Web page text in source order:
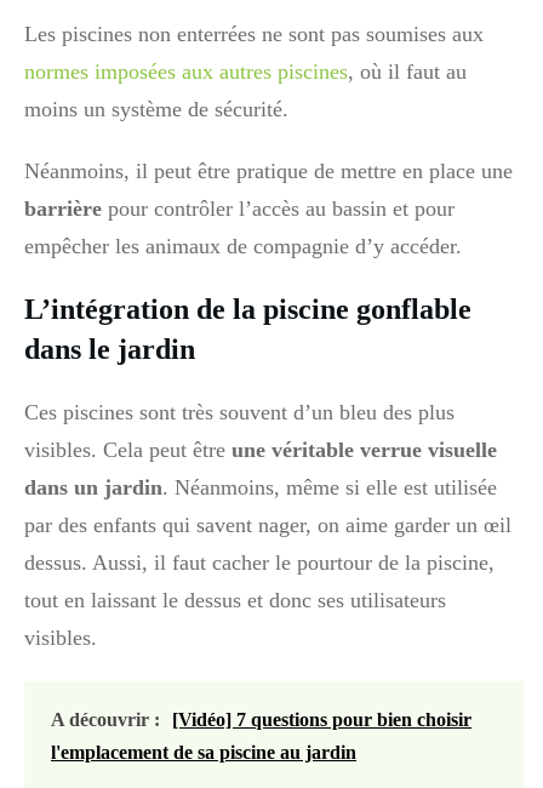
Les piscines non enterrées ne sont pas soumises aux
normes imposées aux autres piscines, où il faut au
moins un système de sécurité.
Néanmoins, il peut être pratique de mettre en place une
barrière pour contrôler l’accès au bassin et pour
empêcher les animaux de compagnie d’y accéder.
L’intégration de la piscine gonflable
dans le jardin
Ces piscines sont très souvent d’un bleu des plus
visibles. Cela peut être une véritable verrue visuelle
dans un jardin. Néanmoins, même si elle est utilisée
par des enfants qui savent nager, on aime garder un œil
dessus. Aussi, il faut cacher le pourtour de la piscine,
tout en laissant le dessus et donc ses utilisateurs
visibles.
A découvrir :
[Vidéo] 7 questions pour bien choisir
l'emplacement de sa piscine au jardin